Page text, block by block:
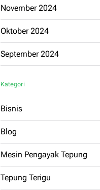
November 2024
Oktober 2024
September 2024
Kategori
Bisnis
Blog
Mesin Pengayak Tepung
Tepung Terigu